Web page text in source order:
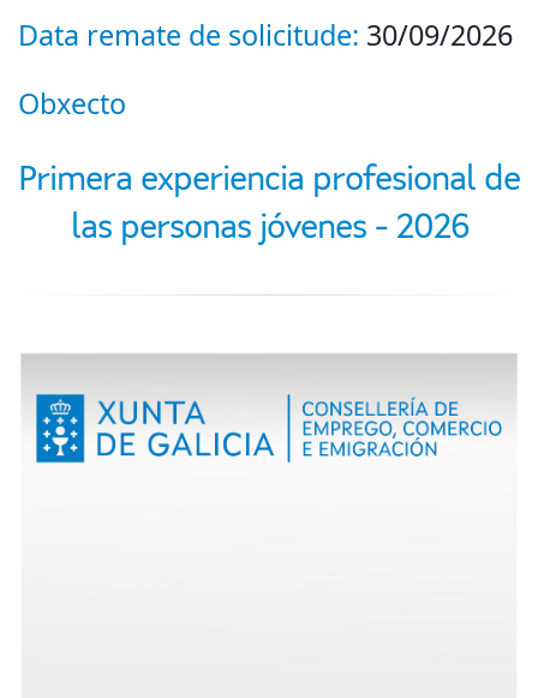
Data remate de solicitude: 30/09/2026
Obxecto
Primera experiencia profesional de
las personas jóvenes - 2026